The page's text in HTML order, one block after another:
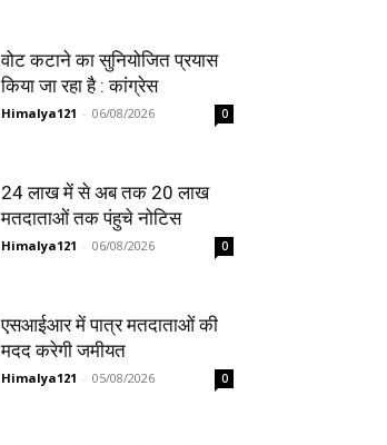
वोट कटाने का सुनियोजित प्रयास
किया जा रहा है : कांग्रेस
Himalya121 - 06/08/2026 0
24 लाख में से अब तक 20 लाख
मतदाताओं तक पंहुचे नोटिस
Himalya121 - 06/08/2026 0
एसआईआर में पात्र मतदाताओं की
मदद करेगी जमीयत
Himalya121 - 05/08/2026 0